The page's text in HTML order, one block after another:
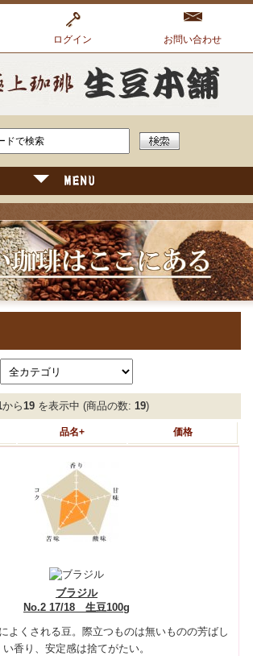
ログイン お問い合わせ
から 19を表示中 (商品の数: 19)
品名+ 価格
ブラジル
No.2 17/18 生豆100g
よくされる豆。際立つものは無いものの芳ばし
い香り、安定感は捨てがたい。